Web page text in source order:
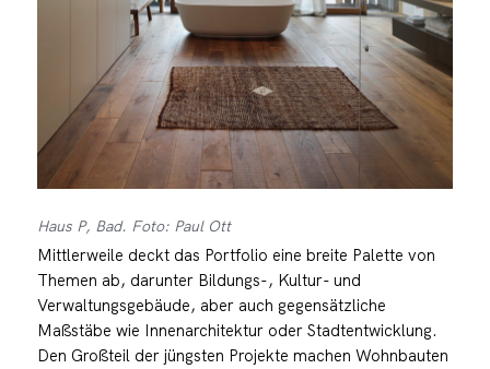
Haus P, Bad. Foto: Paul Ott
Mittlerweile deckt das Portfolio eine breite Palette von
Themen ab, darunter Bildungs-, Kultur- und
Verwaltungsgebäude, aber auch gegensätzliche
Maßstäbe wie Innenarchitektur oder Stadtentwicklung.
Den Großteil der jüngsten Projekte machen Wohnbauten